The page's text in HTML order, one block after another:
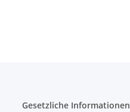
Gesetzliche Informationen